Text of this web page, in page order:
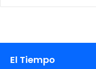
El Tiempo